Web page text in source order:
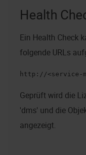
Health
Ein Health Check
folgende URLs
http://<service-
Geprüft wird die
'dms' und die
angezeigt.